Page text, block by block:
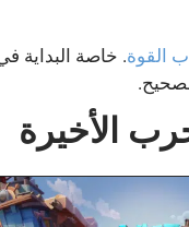
القوة. خاصة البداية
الأخيرة